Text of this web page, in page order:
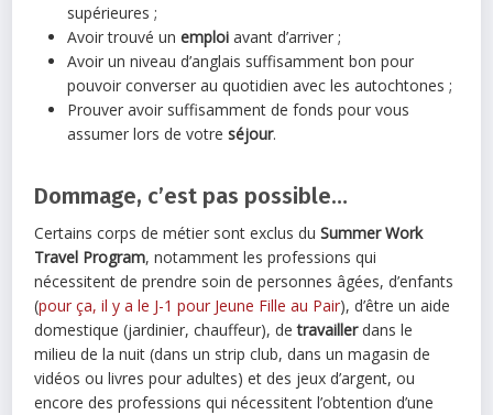
supérieures ;
Avoir trouvé unemploi avant d’arriver ;
Avoir un niveau d’anglais suffisamment bon pour
pouvoir converser au quotidien avec les autochtones ;
Prouver avoir suffisamment de fonds pour vous
assumer lors de votreséjour.
Dommage, c’est pas possible…
Certains corps de métier sont exclus duSummer Work
Travel Program, notamment les professions qui
nécessitent de prendre soin de personnes âgées, d’enfants
(pour ça, il y a le J-1 pour Jeune Fille au Pair), d’être un aide
domestique (jardinier, chauffeur), detravaillerdans le
milieu de la nuit (dans un strip club, dans un magasin de
vidéos ou livres pour adultes) et des jeux d’argent, ou
encore des professions qui nécessitent l’obtention d’une